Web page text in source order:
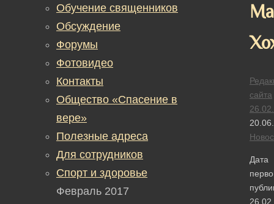
сайта
Дата
Обучение священников
Обсуждение
Форумы
Фотовидео
Контакты
Общество «Спасение в
вере»
Полезные адреса
Для сотрудников
Спорт и здоровье
Февраль 2017